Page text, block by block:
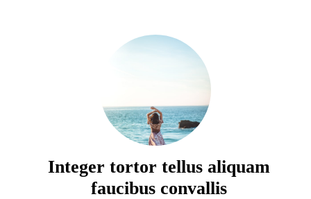
Integer tortor tellus aliquam
faucibus convallis